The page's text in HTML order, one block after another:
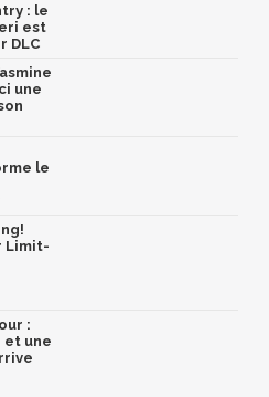
: le
est
DLC
une
le
Limit-
:
et une